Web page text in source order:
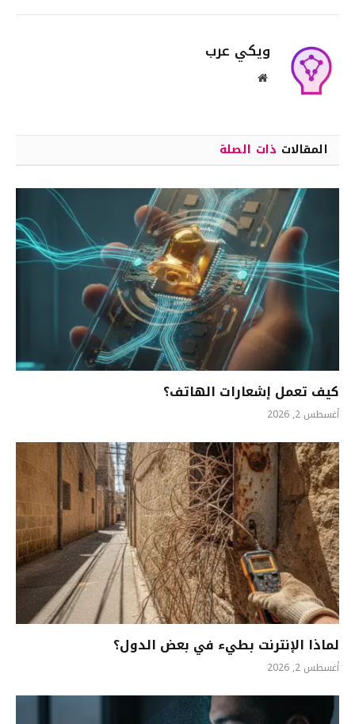
ويكي عرب
موقع
المقالات ذات الصلة
كيف تعمل إشعارات الهاتف؟
أغسطس 2, 2026
لماذا الإنترنت بطيء في بعض الدول؟
أغسطس 2, 2026